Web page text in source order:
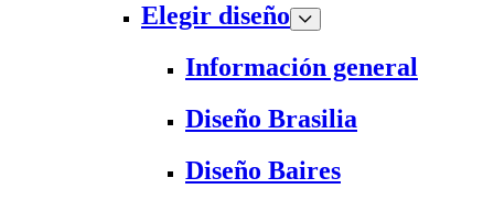
Elegir diseño
Información general
Diseño Brasilia
Diseño Baires